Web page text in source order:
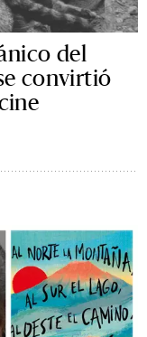
del
convirtió